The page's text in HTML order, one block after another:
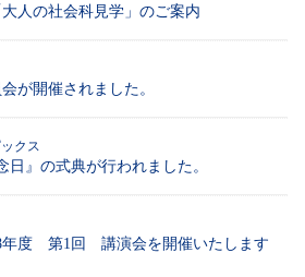
人の社会科見学」のご案内
が開催されました。
クス
日』の式典が行われました。
度 第1回 講演会を開催いたします